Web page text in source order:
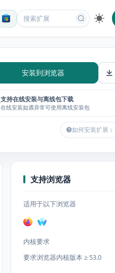
安装到浏览器
支持在线安装与离线包下载
在线安装如遇异常可使用离线安装包
如何安装扩展
支持浏览器
适用于以下浏览器
内核要求
要求浏览器内核版本 ≥ 53.0